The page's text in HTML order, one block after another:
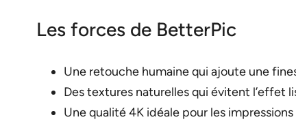
Les forces de BetterPic
Une retouche humaine qui ajoute une
Des textures naturelles qui évitent l’effet
Une qualité 4K idéale pour les